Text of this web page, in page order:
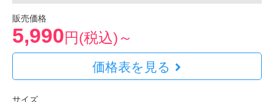
販売価格
5,990円(税込)～
価格表を見る
サイズ